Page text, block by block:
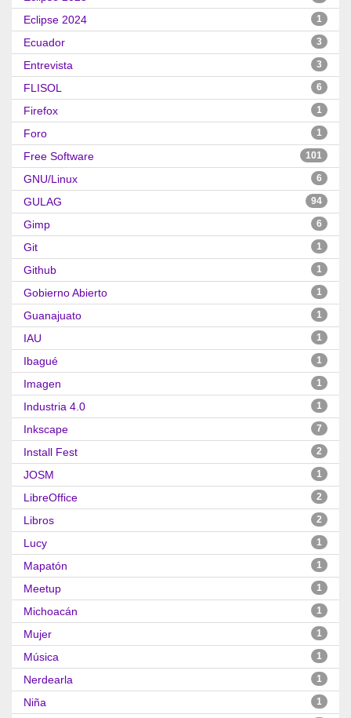
Eclipse 2024 1
Ecuador 3
Entrevista 3
FLISOL 6
Firefox 1
Foro 1
Free Software 101
GNU/Linux 6
GULAG 94
Gimp 6
Git 1
Github 1
Gobierno Abierto 1
Guanajuato 1
IAU 1
Ibagué 1
Imagen 1
Industria 4.0 1
Inkscape 7
Install Fest 2
JOSM 1
LibreOffice 2
Libros 2
Lucy 1
Mapatón 1
Meetup 1
Michoacán 1
Mujer 1
Música 1
Nerdearla 1
Niña 1